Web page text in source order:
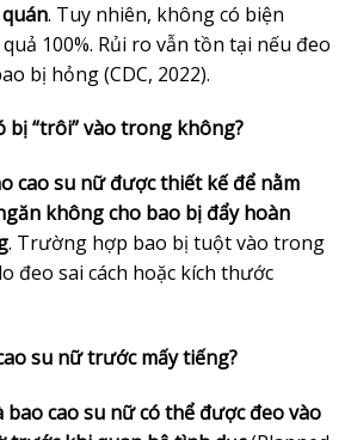
. Tuy nhiên, không có biện
100%. Rủi ro vẫn tồn tại nếu đeo
bị hỏng (CDC, 2022).
bị “trôi” vào trong không?
cao su nữ được thiết kế để nằm
không cho bao bị đẩy hoàn
. Trường hợp bao bị tuột vào trong
đeo sai cách hoặc kích thước
su nữ trước mấy tiếng?
cao su nữ có thể được đeo vào